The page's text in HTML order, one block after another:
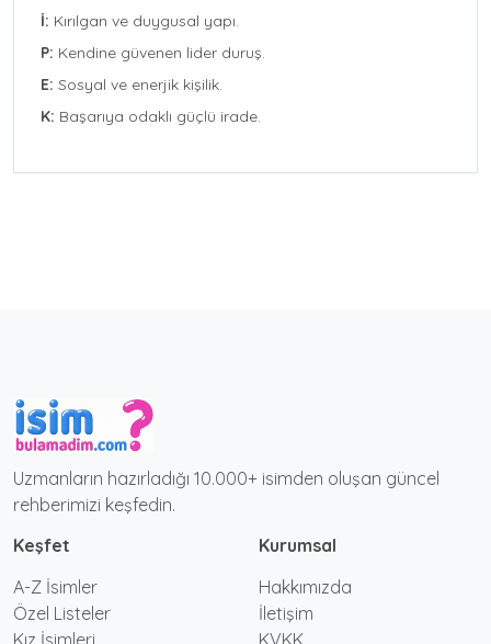
İ: Kırılgan ve duygusal yapı.
P: Kendine güvenen lider duruş.
E: Sosyal ve enerjik kişilik.
K: Başarıya odaklı güçlü irade.
Uzmanların hazırladığı 10.000+ isimden oluşan güncel
rehberimizi keşfedin.
Keşfet
A-Z İsimler
Özel Listeler
Kız İsimleri
Kurumsal
Hakkımızda
İletişim
KVKK